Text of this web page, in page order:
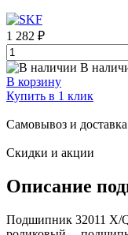
1 282 ₽
В
В корзину
Купить в 1 клик
Самовывоз и доставка
Скидки и акции
Описание
Подшипник 32011 X/